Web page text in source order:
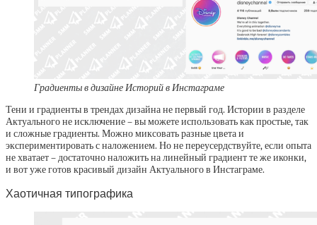
Градиенты в дизайне Историй в Инстаграме
Тени и градиенты в трендах дизайна не первый год. Истории в разделе
Актуального не исключение – вы можете использовать как простые, так
и сложные градиенты. Можно миксовать разные цвета и
экспериментировать с наложением. Но не переусердствуйте, если опыта
не хватает – достаточно наложить на линейный градиент те же иконки,
и вот уже готов красивый дизайн Актуального в Инстаграме.
Хаотичная типографика